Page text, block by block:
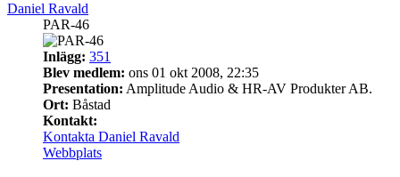
Daniel Ravald
PAR-46
Inlägg: 351
Blev medlem: ons 01 okt 2008, 22:35
Presentation: Amplitude Audio & HR-AV Produkter AB.
Ort: Båstad
Kontakt:
Kontakta Daniel Ravald
Webbplats